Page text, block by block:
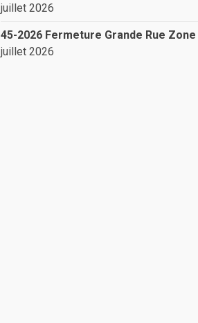
juillet 2026
45-2026 Fermeture Grande Rue Zone
juillet 2026